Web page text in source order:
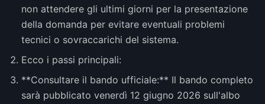
non attendere gli ultimi giorni per la presentazione
della domanda per evitare eventuali problemi
tecnici o sovraccarichi del sistema.
Ecco i passi principali:
**Consultare il bando ufficiale:** Il bando completo
sarà pubblicato venerdì 12 giugno 2026 sull'albo